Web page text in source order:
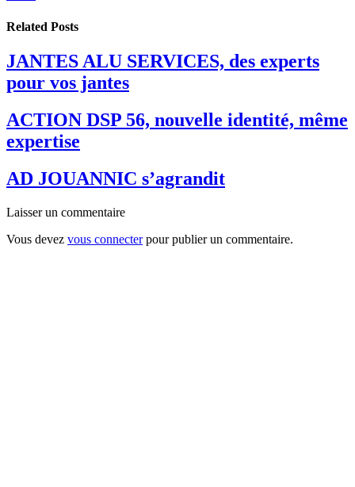
Related Posts
JANTES ALU SERVICES, des experts
pour vos jantes
ACTION DSP 56, nouvelle identité, même
expertise
AD JOUANNIC s’agrandit
Laisser un commentaire
Vous devez vous connecterpour publier un commentaire.